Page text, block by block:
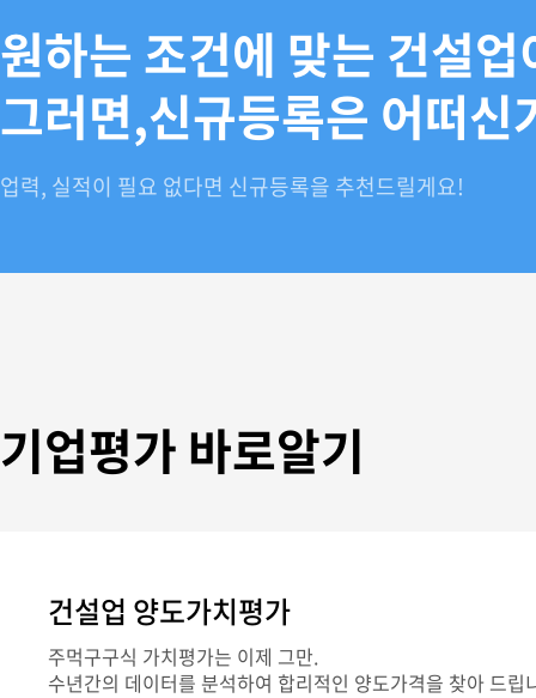
원하는 조건에 맞는 건설
그러면,신규등록은 어떠신
업력, 실적이 필요 없다면 신규등록을 추천드릴게요!
기업평가 바로알기
건설업 양도가치평가
주먹구구식 가치평가는 이제 그만.
수년간의 데이터를 분석하여 합리적인 양도가격을 찾아 드립